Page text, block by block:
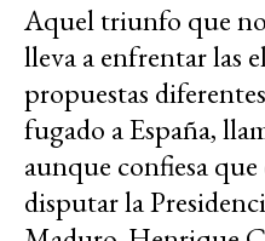
Aquel triunfo que
lleva a enfrentar las
propuestas
fugado a España,
aunque confiesa
disputar la